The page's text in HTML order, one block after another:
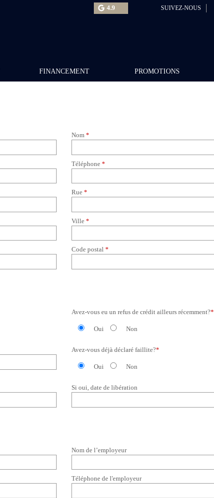
4.9 SUIVEZ-NOUS
FINANCEMENT PROMOTIONS
Nom *
Téléphone *
Rue *
Ville *
Code postal *
Avez-vous eu un refus de crédit ailleurs récemment?*
Oui Non
Avez-vous déjà déclaré faillite?*
Oui Non
Si oui, date de libération
Nom de l’employeur
Téléphone de l'employeur